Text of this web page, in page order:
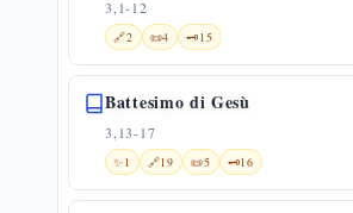
3,1-12
🔗2 📜4 🗝️15
Battesimo di Gesù
3,13-17
✨1 🔗19 📜5 🗝️16